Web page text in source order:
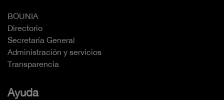
BOUNIA
Directorio
Secretaría General
Administración y servicios
Transparencia
Ayuda